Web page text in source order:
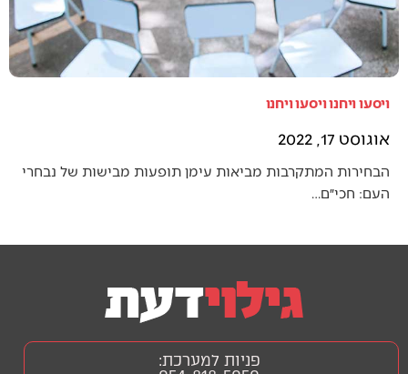
ויסעו ויחנו ויסעו ויחנו
אוגוסט 17, 2022
הבחירות המתקרבות מביאות עימן תופעות מבישות של נבחרי
העם: חכי״ם…
פניות למערכת: